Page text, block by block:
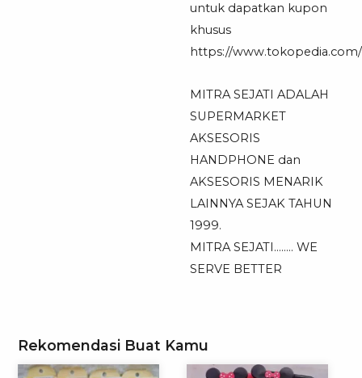
untuk dapatkan kupon
khusus
https://
MITRA SEJATI ADALAH
SUPERMARKET
AKSESORIS
HANDPHONE dan
AKSESORIS MENARIK
LAINNYA SEJAK TAHUN
1999.
MITRA SEJATI…….. WE
SERVE BETTER
Rekomendasi Buat Kamu